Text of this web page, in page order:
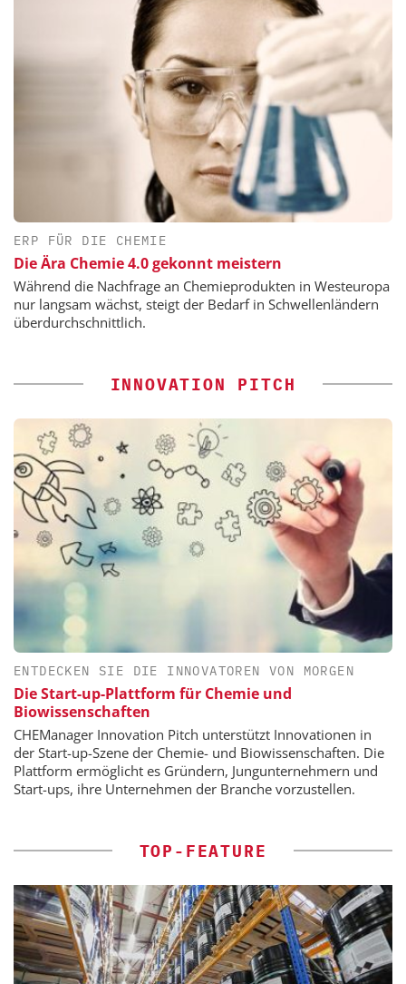
ERP FÜR DIE CHEMIE
Die Ära Chemie 4.0 gekonnt meistern
Während die Nachfrage an Chemieprodukten in Westeuropa
nur langsam wächst, steigt der Bedarf in Schwellenländern
überdurchschnittlich.
INNOVATION PITCH
ENTDECKEN SIE DIE INNOVATOREN VON MORGEN
Die Start-up-Plattform für Chemie und
Biowissenschaften
CHEManager Innovation Pitch unterstützt Innovationen in
der Start-up-Szene der Chemie- und Biowissenschaften. Die
Plattform ermöglicht es Gründern, Jungunternehmern und
Start-ups, ihre Unternehmen der Branche vorzustellen.
TOP-FEATURE